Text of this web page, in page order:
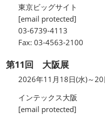
東京ビッグサイト
[email protected]
03-6739-4113
Fax: 03-4563-2100
第11回 大阪展
2026年11月18日(水)～20
インテックス大阪
[email protected]